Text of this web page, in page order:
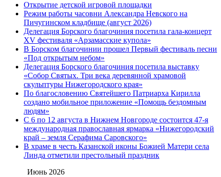
Открытие детской игровой площадки
Режим работы часовни Александра Невского на
Пичугинском кладбище (август 2026)
Делегация Борского благочиния посетила гала-концерт
XV фестиваля «Арзамасские купола»
В Борском благочинии прошел Первый фестиваль песни
«Под открытым небом»
Делегация Борского благочиния посетила выставку
«Собор Святых. Три века деревянной храмовой
скульптуры Нижегородского края»
По благословению Святейшего Патриарха Кирилла
создано мобильное приложение «Помощь бездомным
людям»
С 6 по 12 августа в Нижнем Новгороде состоится 47-я
международная православная ярмарка «Нижегородский
край – земля Серафима Саровского»
В храме в честь Казанской иконы Божией Матери села
Линда отметили престольный праздник
Июнь 2026